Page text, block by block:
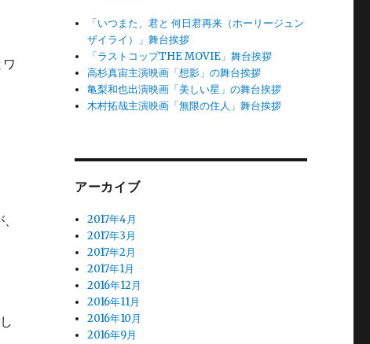
「いつまた、君と 何日君再来（ホーリージュン
ザイライ）」舞台挨拶
「ラストコップTHE MOVIE」舞台挨拶
高杉真宙主演映画「想影」の舞台挨拶
亀梨和也出演映画「美しい星」の舞台挨拶
木村拓哉主演映画「無限の住人」舞台挨拶
アーカイブ
2017年4月
2017年3月
2017年2月
2017年1月
2016年12月
2016年11月
2016年10月
2016年9月